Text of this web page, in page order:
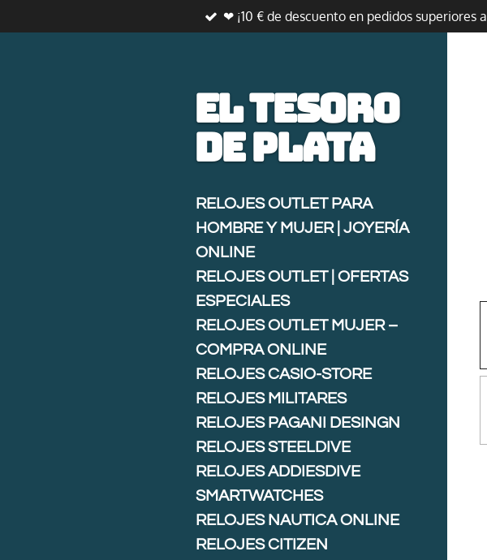
al
❤ ¡10 € de descuento en pedidos superiores
El tesoro
deplata
RELOJES OUTLET PARA
HOMBRE Y MUJER | JOYERÍA
ONLINE
RELOJES OUTLET | OFERTAS
ESPECIALES
RELOJES OUTLET MUJER –
COMPRA ONLINE
RELOJES CASIO-STORE
RELOJES MILITARES
RELOJES PAGANI DESINGN
RELOJES STEELDIVE
RELOJES ADDIESDIVE
SMARTWATCHES
RELOJES NAUTICA ONLINE
RELOJES CITIZEN